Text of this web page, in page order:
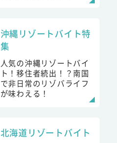
沖縄リゾートバイト特
集
人気の沖縄リゾートバイ
ト！移住者続出！？南国
で非日常のリゾバライフ
が味わえる！
北海道リゾートバイト